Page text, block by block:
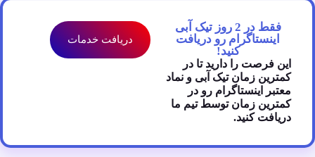
فقط در 2 روز تیک آبی
اینستاگرام رو دریافت
کنید!
این فرصت را دارید تا در
کمترین زمان تیک آبی و نماد
معتبر اینستاگرام رو در
کمترین زمان توسط تیم ما
دریافت کنید.
دریافت خدمات